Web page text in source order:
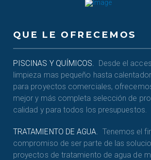
QUE LE OFRECEMOS
PISCINAS Y QUÍMICOS. Desde el
limpieza mas pequeño hasta
para proyectos comerciales,
mejor y más completa selección de
calidad y para todos los presupuestos.
TRATAMIENTO DE AGUA.
Tenemos el
compromiso de ser parte de las
proyectos de tratamiento de agua de